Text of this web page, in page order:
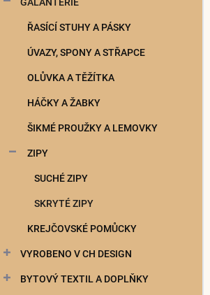
ŘASÍCÍ STUHY A PÁSKY
ÚVAZY, SPONY A STŘAPCE
OLŮVKA A TĚŽÍTKA
HÁČKY A ŽABKY
ŠIKMÉ PROUŽKY A LEMOVKY
ZIPY
SUCHÉ ZIPY
SKRYTÉ ZIPY
KREJČOVSKÉ POMŮCKY
VYROBENO V CH DESIGN
BYTOVÝ TEXTIL A DOPLŇKY